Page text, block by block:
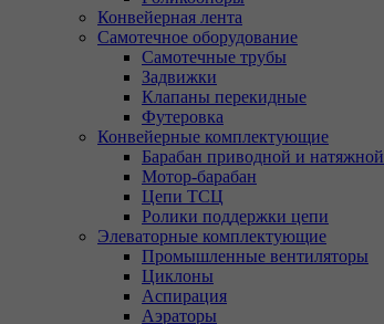
Конвейерная лента
Самотечное оборудование
Самотечные трубы
Задвижки
Клапаны перекидные
Футеровка
Конвейерные комплектующие
Барабан приводной и натяжной
Мотор-барабан
Цепи ТСЦ
Ролики поддержки цепи
Элеваторные комплектующие
Промышленные вентиляторы
Циклоны
Аспирация
Аэраторы